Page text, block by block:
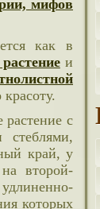
мифов
как в
и
край, у
второй-
которых